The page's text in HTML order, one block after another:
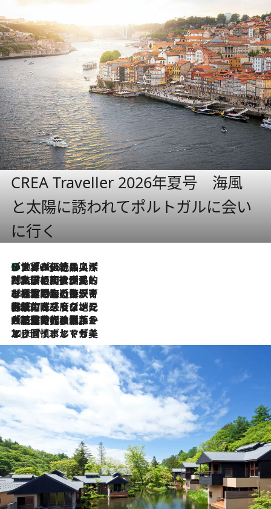
CREA Traveller 2026年夏号 海風
と太陽に誘われてポルトガルに会い
に行く
2026.8.8
リスボンの絶品スイーツ「パステル・デ・ナタ」とは？ポルトガル伝統の奥深い世界へ
2026.7.27
「私の祖国はポルトガル語です」国民的詩人フェルナンド・ペソアと、彼が愛した文学の街を歩く
2026.7.26
ポルトガル近海が育む極上の海の幸。キリリと冷えた白ワインと愉しむ、シーフード専門店の贅沢
2026.7.22
伝統の味をモダンに昇華。高感度な地元客が集う、リスボンの最旬ガストロノミー
2026.7.21
大航海時代の栄華から、震災、独裁、そして革命へ。ポルトガル・首都リスボンの石畳に刻まれた「歴史の光と影」
2026.7.13
エッセイ・ヤマザキマリ「慎ましくも美しき国 ポルトガル」